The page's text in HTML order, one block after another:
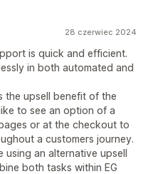
28 czerwiec 2024
is quick and efficient.
in both automated and
the upsell benefit of the
to see an option of a
or at the checkout to
a customers journey.
using an alternative upsell
both tasks within EG